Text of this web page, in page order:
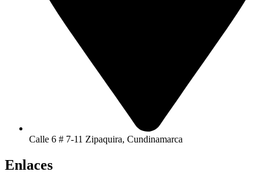
Calle 6 # 7-11 Zipaquira, Cundinamarca
Enlaces